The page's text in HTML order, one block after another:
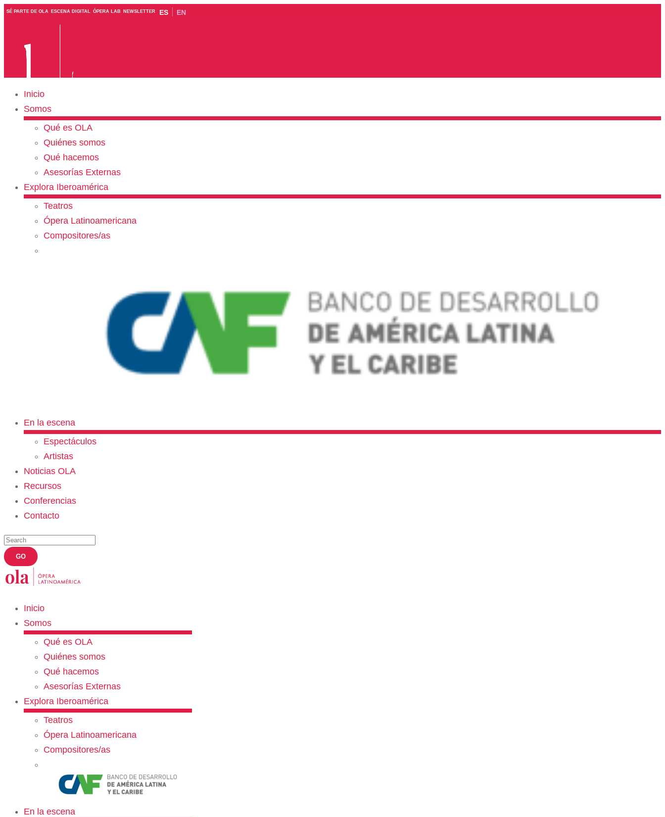
SÉ PARTE DE OLA ESCENA DIGITAL ÓPERA LAB NEWSLETTER ES EN
Inicio
Somos
Qué es OLA
Quiénes somos
Qué hacemos
Asesorías Externas
Explora Iberoamérica
Teatros
Ópera Latinoamericana
Compositores/as
En la escena
Espectáculos
Artistas
Noticias OLA
Recursos
Conferencias
Contacto
Inicio
Somos
Qué es OLA
Quiénes somos
Qué hacemos
Asesorías Externas
Explora Iberoamérica
Teatros
Ópera Latinoamericana
Compositores/as
En la escena